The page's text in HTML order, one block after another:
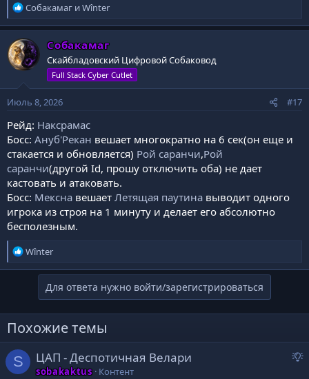
Р
е
а
к
ц
и
Собакамаг иWînter
Собакамаг
Скайбладовский Цифровой Собаковод
Full Stack Cyber Cutlet
Июль 8, 2026 #17
Рейд: Наксрамас
Босс: Ануб'Рекан вешает многократно на 6 сек(он еще и
стакается и обновляется) Рой саранчи,Рой
саранчи(другой Id, прошу отключить оба) не дает
кастовать и атаковать.
Босc: Мексна вешает Летящая паутина выводит одного
игрока из строя на 1 минуту и делает его абсолютно
бесполезным.
Р
е
и
и
Wînter
Для ответа нужно войти/зарегистрироваться
Похожие темы
S ЦАП - Деспотичная Велари
sobakaktus Контент